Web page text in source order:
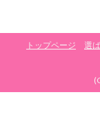
トップページ 選